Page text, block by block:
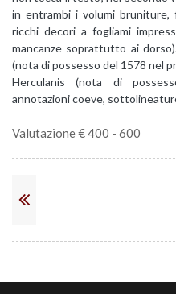
in entrambi i volumi bruniture,
ricchi decori a fogliami
mancanze soprattutto ai
(nota di possesso del 1578 nel
Herculanis (nota di
annotazioni coeve,
Valutazione € 400 - 600